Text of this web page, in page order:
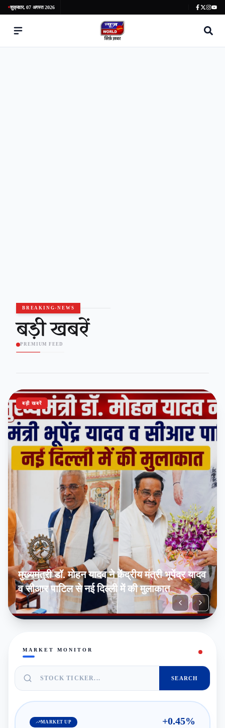
शुक्रवार, 07 अगस्त 2026
BREAKING-NEWS
बड़ी खबरें
PREMIUM FEED
बड़ी खबरें
मुख्यमंत्री डॉ. मोहन यादव ने केंद्रीय मंत्री भूपेंद्र यादव
व सीआर पाटिल से नई दिल्ली में की मुलाकात
MARKET MONITOR
SEARCH
MARKET UP +0.45%